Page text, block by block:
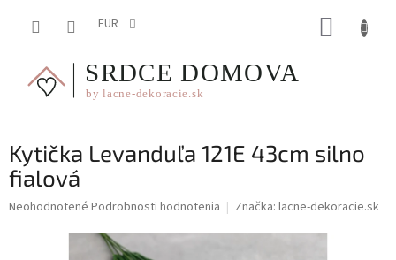
EUR
Kytička Levanduľa 121E 43cm silno
fialová
Priemerné
Neohodnotené Podrobnosti hodnotenia Značka: lacne-dekoracie.sk